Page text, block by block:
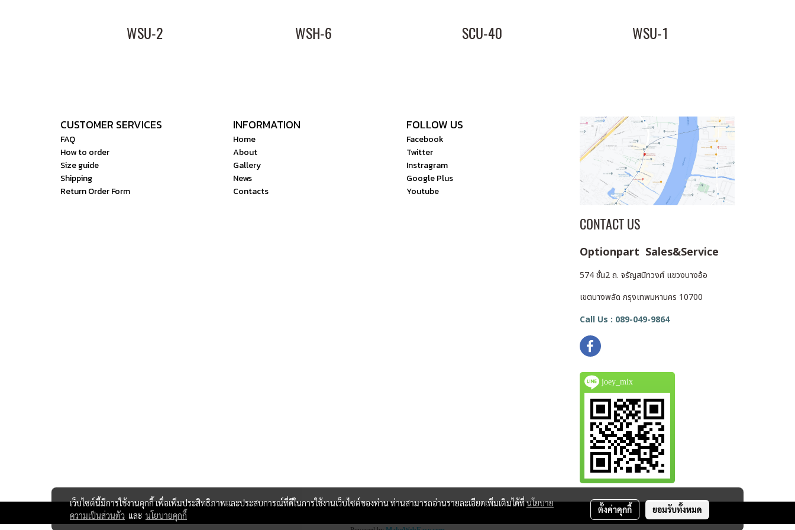
WSU-2 WSH-6 SCU-40 WSU-1
CUSTOMER SERVICES
FAQ
How to order
Size guide
Shipping
Return Order Form
INFORMATION
Home
About
Gallery
News
Contacts
FOLLOW US
Facebook
Twitter
Instragram
Google Plus
Youtube
CONTACT US
Optionpart Sales&Service
574 ชั้น2 ถ. จรัญสนิทวงศ์ แขวงบางอ้อ
เขตบางพลัด กรุงเทพมหานคร 10700
Call Us : 089-049-9864
joey_mix
เว็บไซต์นี้มีการใช้งานคุกกี้ เพื่อเพิ่มประสิทธิภาพและประสบการณ์ที่ดีในการใช้งานเว็บไซต์ของท่าน ท่านสามารถอ่านรายละเอียดเพิ่มเติมได้ที่นโยบาย
ความเป็นส่วนตัว และ นโยบายคุกกี้
ตั้งค่าคุกกี้ ยอมรับทั้งหมด